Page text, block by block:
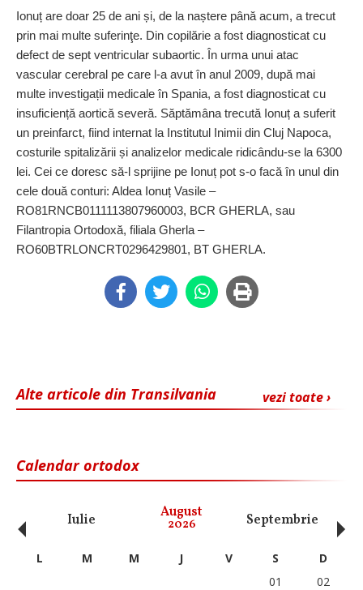
Ionuț are doar 25 de ani și, de la naștere până acum, a trecut
prin mai multe suferinţe. Din copilărie a fost diagnosticat cu
defect de sept ventricular subaortic. În urma unui atac
vascular cerebral pe care l-a avut în anul 2009, după mai
multe inves­tigații medicale în Spania, a fost diagnosticat cu
insuficiență aortică severă. Săptămâna trecută Ionuț a suferit
un preinfarct, fiind internat la Institutul Inimii din Cluj Napoca,
costurile spitalizării și analizelor medicale ridicându-se la 6300
lei. Cei ce doresc să-l sprijine pe Ionuț pot s-o facă în unul din
cele două conturi: Aldea Ionuț Vasile –
RO81RNCB0111113807960003, BCR GHERLA, sau
Filantropia Ortodoxă, filiala Gherla –
RO60BTRLONCRT0296429801, BT GHERLA.
vezi toate ›
Alte articole din Transilvania
Calendar ortodox
Iulie August
2026 Septembrie
‹ L M M J V S
D
01
02